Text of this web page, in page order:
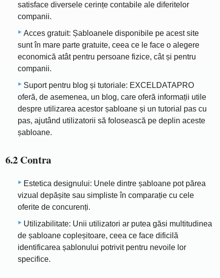
satisface diversele cerințe contabile ale diferitelor
companii.
Acces gratuit: Șabloanele disponibile pe acest site
sunt în mare parte gratuite, ceea ce le face o alegere
economică atât pentru persoane fizice, cât și pentru
companii.
Suport pentru blog și tutoriale: EXCELDATAPRO
oferă, de asemenea, un blog, care oferă informații utile
despre utilizarea acestor șabloane și un tutorial pas cu
pas, ajutând utilizatorii să folosească pe deplin aceste
șabloane.
6.2 Contra
Estetica designului: Unele dintre șabloane pot părea
vizual depășite sau simpliste în comparație cu cele
oferite de concurenți.
Utilizabilitate: Unii utilizatori ar putea găsi multitudinea
de șabloane copleșitoare, ceea ce face dificilă
identificarea șablonului potrivit pentru nevoile lor
specifice.